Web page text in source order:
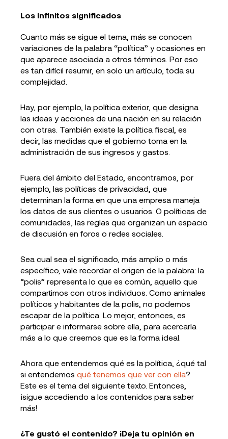
Los infinitos significados
Cuanto más se sigue el tema, más se conocen
variaciones de la palabra “política” y ocasiones en
que aparece asociada a otros términos. Por eso
es tan difícil resumir, en solo un artículo, toda su
complejidad.
Hay, por ejemplo, la política exterior, que designa
las ideas y acciones de una nación en su relación
con otras. También existe la política fiscal, es
decir, las medidas que el gobierno toma en la
administración de sus ingresos y gastos.
Fuera del ámbito del Estado, encontramos, por
ejemplo, las políticas de privacidad, que
determinan la forma en que una empresa maneja
los datos de sus clientes o usuarios. O políticas de
comunidades, las reglas que organizan un espacio
de discusión en foros o redes sociales.
Sea cual sea el significado, más amplio o más
específico, vale recordar el origen de la palabra: la
“polis” representa lo que es común, aquello que
compartimos con otros individuos. Como animales
políticos y habitantes de la polis, no podemos
escapar de la política. Lo mejor, entonces, es
participar e informarse sobre ella, para acercarla
más a lo que creemos que es la forma ideal.
Ahora que entendemos qué es la política, ¿qué tal
si entendemos qué tenemos que ver con ella?
Este es el tema del siguiente texto. Entonces,
¡sigue accediendo a los contenidos para saber
más!
¿Te gustó el contenido? ¡Deja tu opinión en